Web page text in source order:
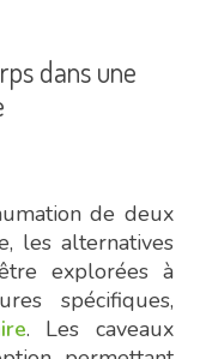
dans une
de deux
les alternatives
explorées à
spécifiques,
. Les caveaux